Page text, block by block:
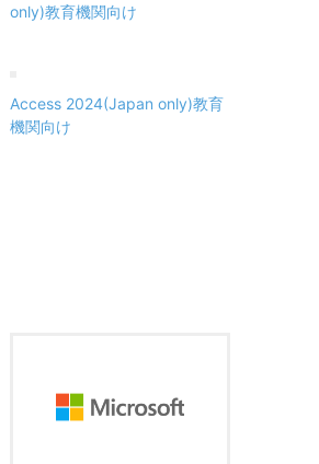
only)教育機関向け
Access 2024(Japan only)教育
機関向け